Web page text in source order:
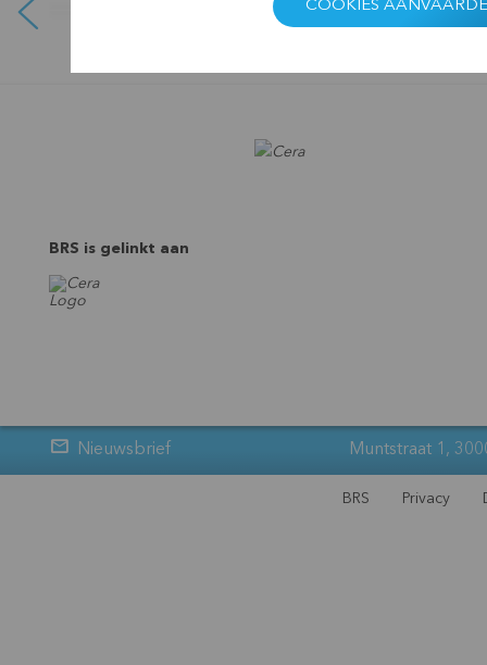
BRS is gelinkt aan
Nieuwsbrief Muntstraat 1,
BRS Privacy
COOKIES